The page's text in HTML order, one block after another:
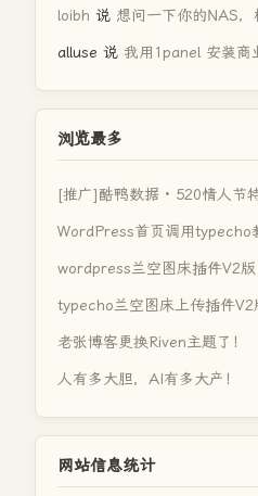
loibh 说 想问一下你的NAS
alluse 说 我用1panel 安装
浏览最多
[推广]酷鸭数据 · 520情人节
WordPress首页调用typecho
wordpress兰空图床插件V2版
typecho兰空图床上传插件V2
老张博客更换Riven主题了！
人有多大胆，AI有多大产！
网站信息统计